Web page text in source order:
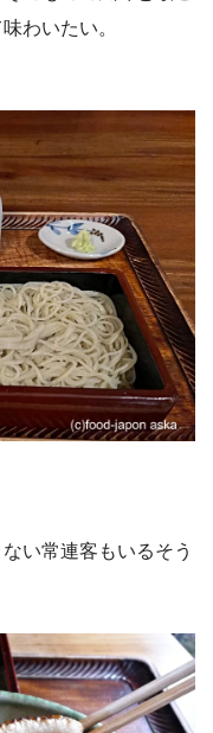
わいたい。
い常連客もいるそう